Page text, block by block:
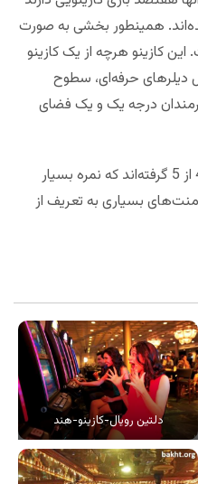
همینطور بخشی به صورت
کازینو هرچه از یک کازینو
دیلرهای حرفه‌ای، سطوح
درجه یک و یک فضای
، نمره 4 از 5 گرفته‌اند که نمره بسیار
بسیاری به تعریف از
دلتین رویال-کازینو-هند